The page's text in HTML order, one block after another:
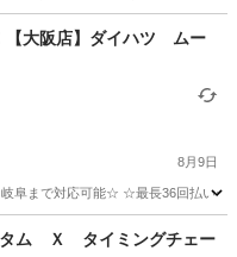
【大阪店】ダイハツ ムー
8月9日
阜まで対応可能☆ ☆最長36回払
車両
タム Ｘ タイミングチェー